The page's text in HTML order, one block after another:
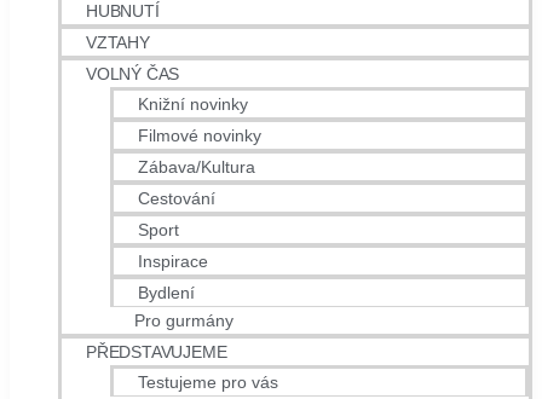
HUBNUTÍ
VZTAHY
VOLNÝ ČAS
Knižní novinky
Filmové novinky
Zábava/Kultura
Cestování
Sport
Inspirace
Bydlení
Pro gurmány
PŘEDSTAVUJEME
Testujeme pro vás